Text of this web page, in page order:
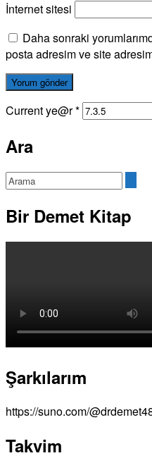
İnternet sitesi
Daha sonraki
posta adresim ve site
Current ye@r*
Ara
Bir Demet Kitap
Şarkılarım
https://suno.com/
Takvim